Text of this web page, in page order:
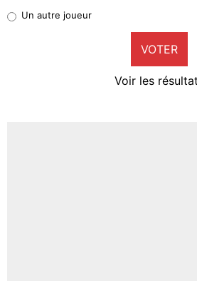
9%
Un autre joueur
VOTER
Voir les